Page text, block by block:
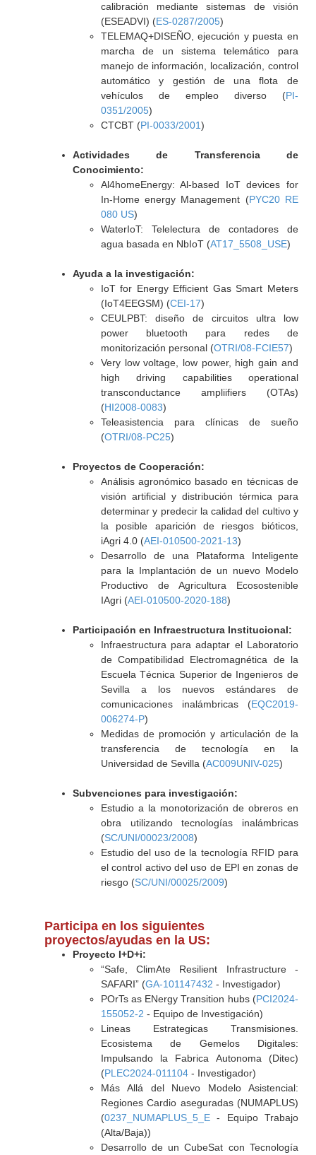
calibración mediante sistemas de visión
(ESEADVI) (ES-0287/2005)
TELEMAQ+DISEÑO, ejecución y puesta en
marcha de un sistema telemático para
manejo de información, localización, control
automático y gestión de una flota de
vehículos de empleo diverso (PI-
0351/2005)
CTCBT (PI-0033/2001)
Actividades de Transferencia de
Conocimiento:
Al4homeEnergy: Al-based IoT devices for
In-Home energy Management (PYC20 RE
080 US)
WaterIoT: Telelectura de contadores de
agua basada en NbIoT (AT17_5508_USE)
Ayuda a la investigación:
IoT for Energy Efficient Gas Smart Meters
(IoT4EEGSM) (CEI-17)
CEULPBT: diseño de circuitos ultra low
power bluetooth para redes de
monitorización personal (OTRI/08-FCIE57)
Very low voltage, low power, high gain and
high driving capabilities operational
transconductance ampliifiers (OTAs)
(HI2008-0083)
Teleasistencia para clínicas de sueño
(OTRI/08-PC25)
Proyectos de Cooperación:
Análisis agronómico basado en técnicas de
visión artificial y distribución térmica para
determinar y predecir la calidad del cultivo y
la posible aparición de riesgos bióticos,
iAgri 4.0 (AEI-010500-2021-13)
Desarrollo de una Plataforma Inteligente
para la Implantación de un nuevo Modelo
Productivo de Agricultura Ecosostenible
IAgri (AEI-010500-2020-188)
Participación en Infraestructura Institucional:
Infraestructura para adaptar el Laboratorio
de Compatibilidad Electromagnética de la
Escuela Técnica Superior de Ingenieros de
Sevilla a los nuevos estándares de
comunicaciones inalámbricas (EQC2019-
006274-P)
Medidas de promoción y articulación de la
transferencia de tecnología en la
Universidad de Sevilla (AC009UNIV-025)
Subvenciones para investigación:
Estudio a la monotorización de obreros en
obra utilizando tecnologías inalámbricas
(SC/UNI/00023/2008)
Estudio del uso de la tecnología RFID para
el control activo del uso de EPI en zonas de
riesgo (SC/UNI/00025/2009)
Participa en los siguientes
proyectos/ayudas en la US:
Proyecto I+D+i:
“Safe, ClimAte Resilient Infrastructure -
SAFARI” (GA-101147432 - Investigador)
POrTs as ENergy Transition hubs (PCI2024-
155052-2 - Equipo de Investigación)
Lineas Estrategicas Transmisiones.
Ecosistema de Gemelos Digitales:
Impulsando la Fabrica Autonoma (Ditec)
(PLEC2024-011104- Investigador)
Más Allá del Nuevo Modelo Asistencial:
Regiones Cardio aseguradas (NUMAPLUS)
(0237_NUMAPLUS_5_E- Equipo Trabajo
(Alta/Baja))
Desarrollo de un CubeSat con Tecnología